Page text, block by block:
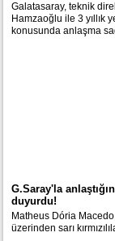
Galatasaray, teknik
Hamzaoğlu ile 3 yıllık
konusunda anlaşma
G.Saray'la
duyurdu!
Matheus Dória
üzerinden sarı